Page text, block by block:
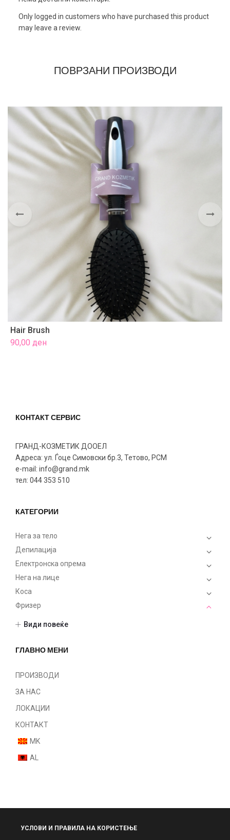
Only logged in customers who have purchased this product
may leave a review.
ПОВРЗАНИ ПРОИЗВОДИ
Hair Brush
90,00 ден
КОНТАКТ СЕРВИС
ГРАНД-КОЗМЕТИК ДООЕЛ
Адреса: ул. Ѓоце Симовски бр.3, Тетово, РСМ
e-mail: info@grand.mk
тел: 044 353 510
КАТЕГОРИИ
Нега за тело
Депилација
Електронска опрема
Нега на лице
Коса
Фризер
Шминка
Парфеми
Некатегоризирано
Види повеќе
ГЛАВНО МЕНИ
ПРОИЗВОДИ
ЗА НАС
ЛОКАЦИИ
КОНТАКТ
MK
AL
УСЛОВИ И ПРАВИЛА НА КОРИСТЕЊЕ